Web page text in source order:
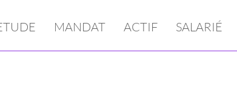
MANDAT ACTIF SALARIÉ